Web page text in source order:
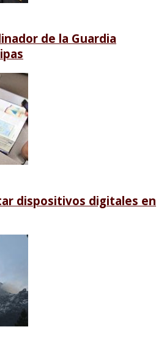
de la Guardia
dispositivos digitales en